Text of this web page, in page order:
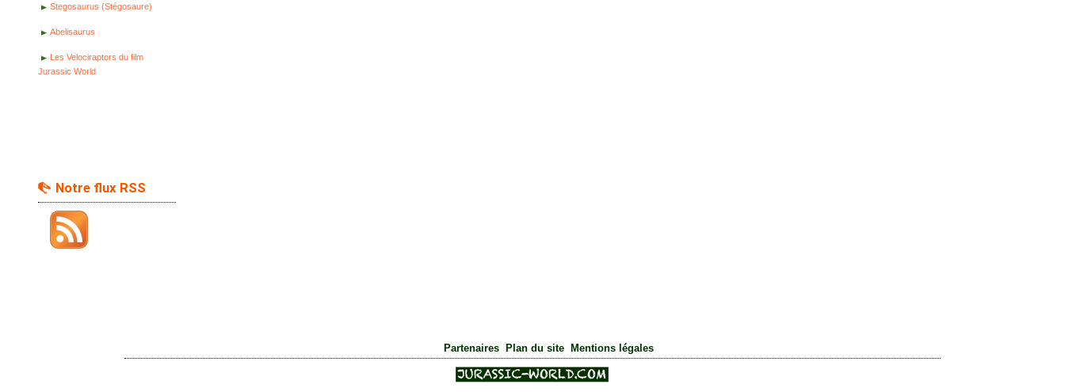
Stegosaurus (Stégosaure)
Abelisaurus
Les Velociraptors du film
Jurassic World
Notre flux RSS
Partenaires| Plan du site| Mentions légales